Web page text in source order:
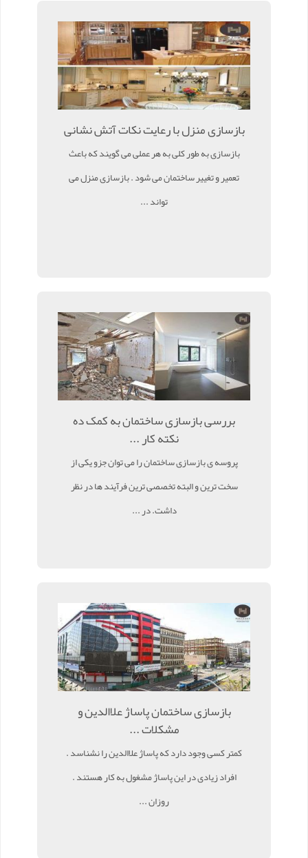
بازسازی منزل با رعایت نکات آتش نشانی
بازسازی به طور کلی به هر عملی می گویند که باعث
تعمیر و تغییر ساختمان می شود . بازسازی منزل می
تواند ...
بررسی بازسازی ساختمان به کمک ده
نکته کار ...
پروسه ی بازسازی ساختمان را می توان جزو یکی از
سخت ترین و البته تخصصی ترین فرآیند ها در نظر
داشت. در ...
بازسازی ساختمان پاساژ علاالدین و
مشکلات ...
کمتر کسی وجود دارد که پاساژ علاالدین را نشناسد .
افراد زیادی در این پاساژ مشغول به کار هستند .
روزان ...